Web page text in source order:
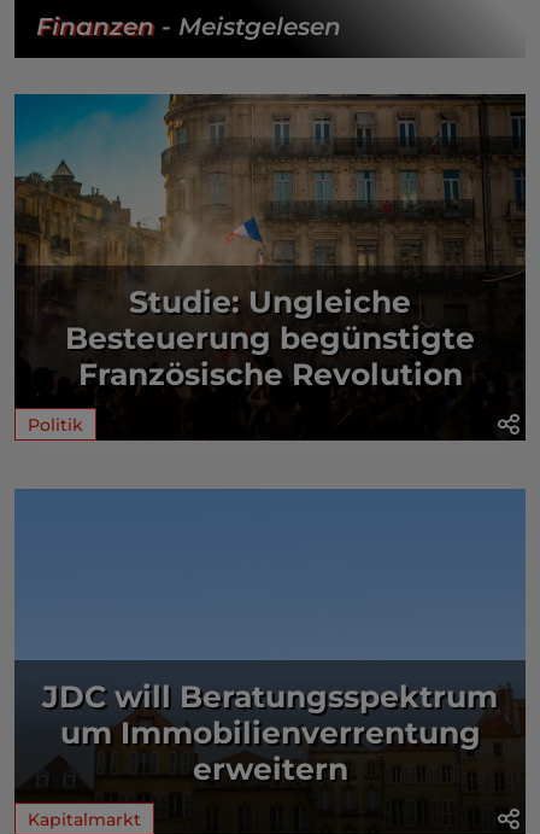
Finanzen- Meistgelesen
Studie: Ungleiche
Besteuerung begünstigte
Französische Revolution
Politik
JDC will Beratungsspektrum
um Immobilienverrentung
erweitern
Kapitalmarkt